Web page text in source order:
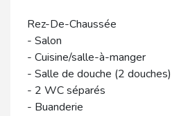
Rez-De-Chaussée
- Salon
- Cuisine/salle-à-manger
- Salle de douche (2 douches)
- 2 WC séparés
- Buanderie